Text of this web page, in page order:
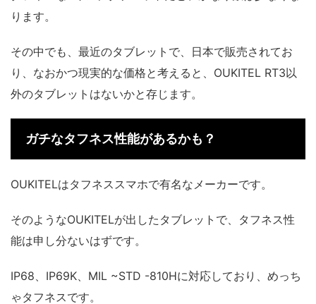
ります。
その中でも、最近のタブレットで、日本で販売されてお
り、なおかつ現実的な価格と考えると、OUKITEL RT3以
外のタブレットはないかと存じます。
ガチなタフネス性能があるかも？
OUKITELはタフネススマホで有名なメーカーです。
そのようなOUKITELが出したタブレットで、タフネス性
能は申し分ないはずです。
IP68、IP69K、MIL ~STD -810Hに対応しており、めっち
ゃタフネスです。